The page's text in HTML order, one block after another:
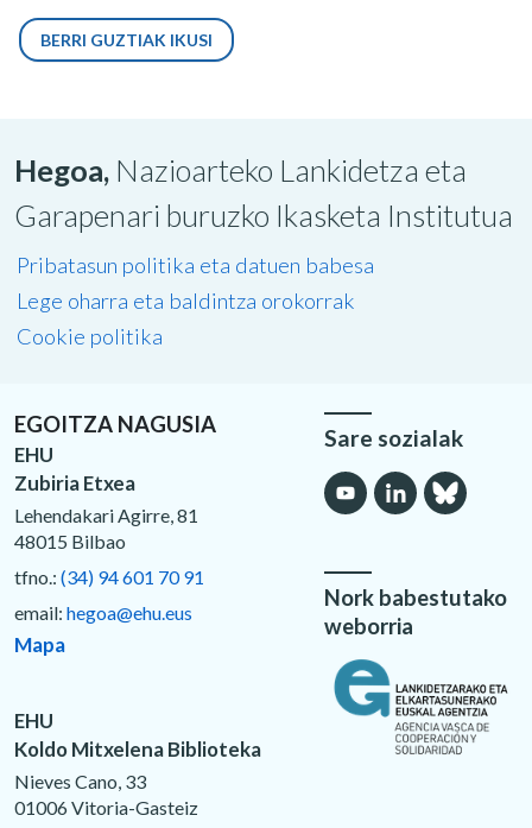
BERRI GUZTIAK IKUSI
Hegoa, Nazioarteko Lankidetza eta
Garapenari buruzko Ikasketa Institutua
Pribatasun politika eta datuen babesa
Lege oharra eta baldintza orokorrak
Cookie politika
EGOITZA NAGUSIA
EHU
Zubiria Etxea
Lehendakari Agirre, 81
48015 Bilbao
tfno.: (34) 94 601 70 91
email: hegoa@ehu.eus
Mapa
EHU
Koldo Mitxelena Biblioteka
Nieves Cano, 33
01006 Vitoria-Gasteiz
Sare sozialak
Nork babestutako
weborria